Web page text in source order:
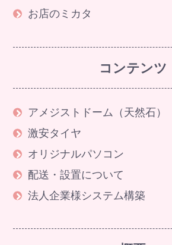
お店のミカタ
コンテンツ
アメジストドーム（天然石）
激安タイヤ
オリジナルパソコン
配送・設置について
法人企業様システム構築